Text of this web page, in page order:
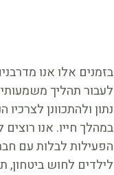
בזמנים אלו אנו
לעבור תהליך
נתון ולהתכוונן
במהלך חייו. אנו
הפעילות לבלות עם
לילדים לחוש ביטחון,